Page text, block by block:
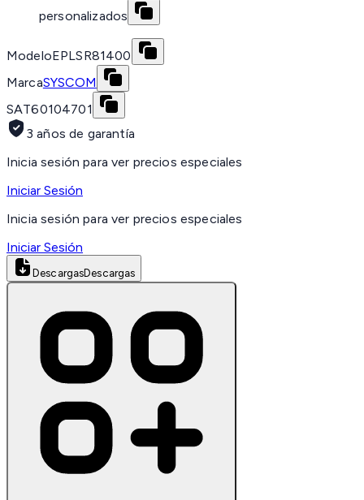
personalizados
ModeloEPLSR81400
MarcaSYSCOM
SAT60104701
3 años de garantía
Inicia sesión para ver precios especiales
Iniciar Sesión
Inicia sesión para ver precios especiales
Iniciar Sesión
DescargasDescargas